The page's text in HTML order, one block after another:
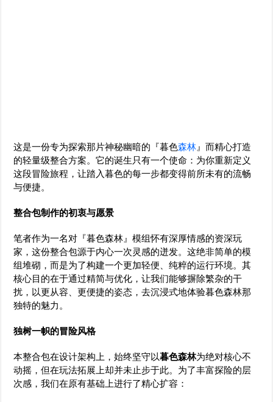
这是一份专为探索那片神秘幽暗的『暮色森林 』而精心打造
的轻量级整合方案。它的诞生只有一个使命：为你重新定义
这段冒险旅程，让踏入暮色的每一步都变得前所未有的流畅
与便捷。
整合包制作的初衷与愿景
笔者作为一名对『暮色森林』模组怀有深厚情感的资深玩
家，这份整合包源于内心一次灵感的迸发。这绝非简单的模
组堆砌，而是为了构建一个更加轻便、纯粹的运行环境。其
核心目的在于通过精简与优化，让我们能够摒除繁杂的干
扰，以更从容、更便捷的姿态，去沉浸式地体验暮色森林那
独特的魅力。
独树一帜的冒险风格
本整合包在设计架构上，始终坚守以暮色森林为绝对核心不
动摇，但在玩法拓展上却并未止步于此。为了丰富探险的层
次感，我们在原有基础上进行了精心扩容：